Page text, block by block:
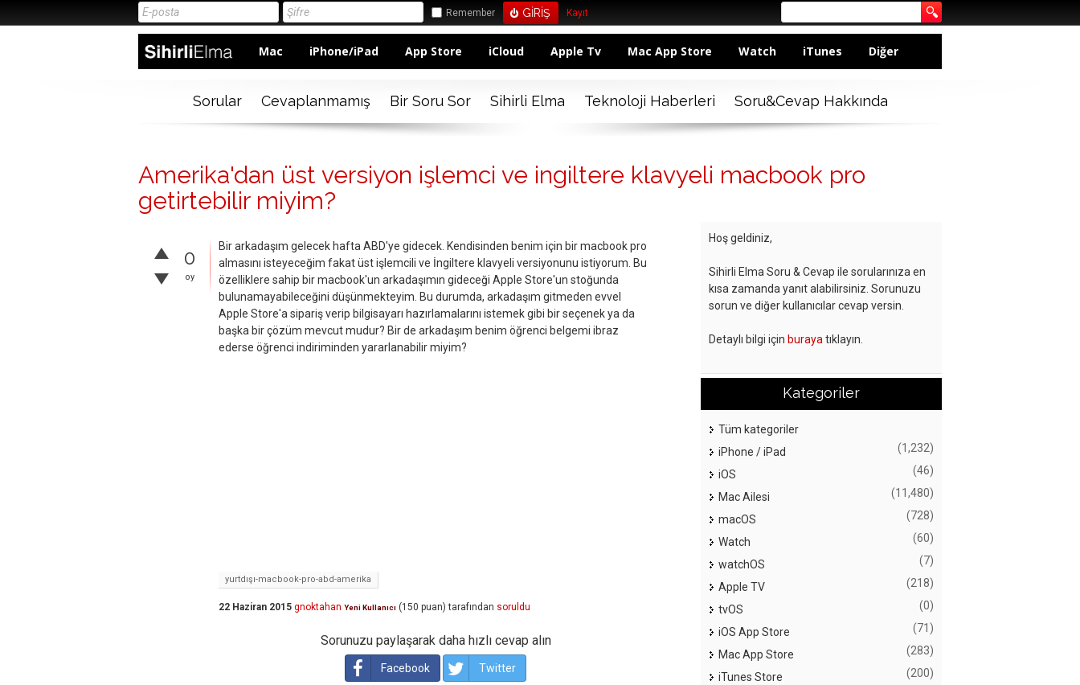
Remember Kayıt
Mac iPhone/iPad App Store iCloud Apple Tv Mac App Store Watch iTunes Diğer
Sorular Cevaplanmamış Bir Soru Sor Sihirli Elma Teknoloji Haberleri Soru&Cevap Hakkında
Amerika'dan üst versiyon işlemci ve ingiltere klavyeli macbook pro
getirtebilir miyim?
0
oy
Bir arkadaşım gelecek hafta ABD'ye gidecek. Kendisinden benim için bir macbook pro
almasını isteyeceğim fakat üst işlemcili ve İngiltere klavyeli versiyonunu istiyorum. Bu
özelliklere sahip bir macbook'un arkadaşımın gideceği Apple Store'un stoğunda
bulunamayabileceğini düşünmekteyim. Bu durumda, arkadaşım gitmeden evvel
Apple Store'a sipariş verip bilgisayarı hazırlamalarını istemek gibi bir seçenek ya da
başka bir çözüm mevcut mudur? Bir de arkadaşım benim öğrenci belgemi ibraz
ederse öğrenci indiriminden yararlanabilir miyim?
yurtdışı-macbook-pro-abd-amerika
22 Haziran 2015 gnoktahan Yeni Kullanıcı (150 puan) tarafından soruldu
Sorunuzu paylaşarak daha hızlı cevap alın
Facebook Twitter
Hoş geldiniz,
Sihirli Elma Soru & Cevap ile sorularınıza en
kısa zamanda yanıt alabilirsiniz. Sorunuzu
sorun ve diğer kullanıcılar cevap versin.
Detaylı bilgi için buraya tıklayın.
Kategoriler
Tüm kategoriler
iPhone / iPad
(1,232)
iOS (46)
Mac Ailesi (11,480)
macOS (728)
Watch (60)
watchOS (7)
Apple TV (218)
tvOS (0)
iOS App Store (71)
Mac App Store (283)
iTunes Store (200)